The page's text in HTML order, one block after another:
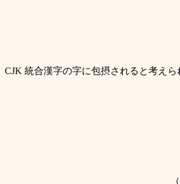
CJK 統合漢字の字に包摂されると考え